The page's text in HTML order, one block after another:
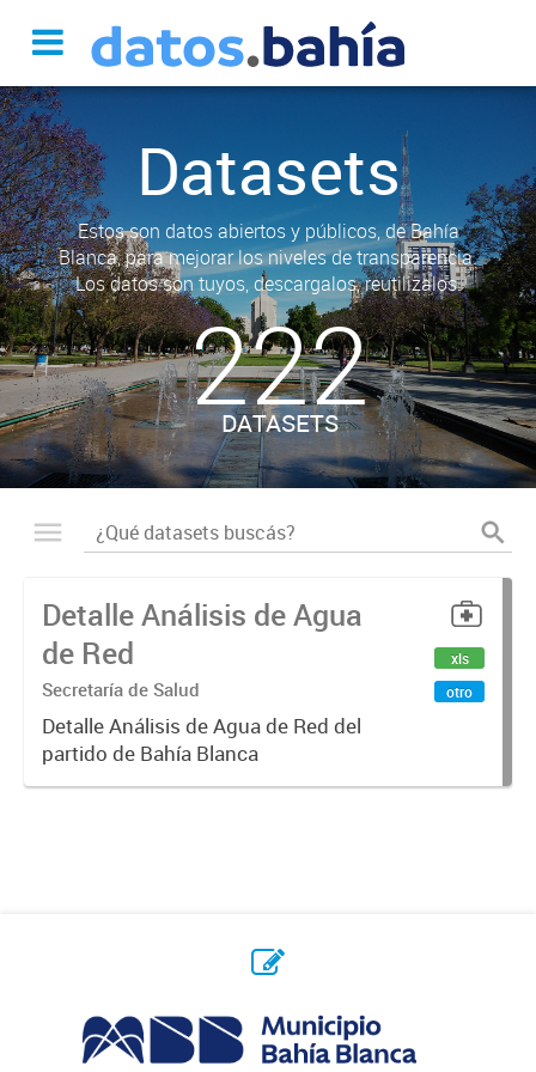
Datasets
Estos son datos abiertos y públicos, de Bahía
Blanca, para mejorar los niveles de transparencia.
Los datos son tuyos, descargalos, reutilizalos.
222
DATASETS
Detalle Análisis de Agua
de Red
Secretaría de Salud
Detalle Análisis de Agua de Red del
partido de Bahía Blanca
xls
otro